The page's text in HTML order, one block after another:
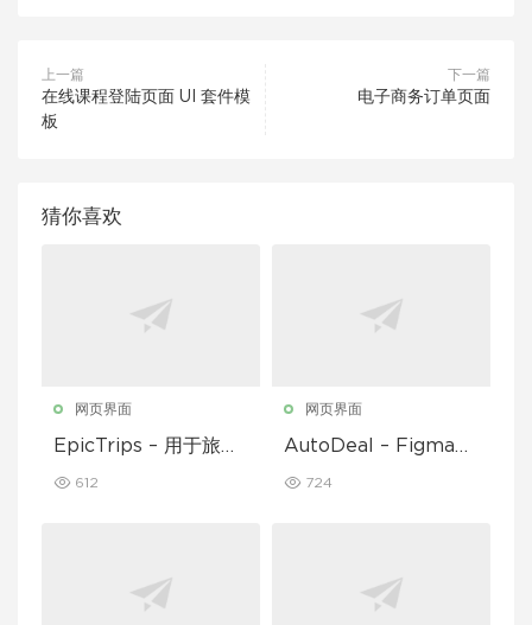
上一篇
在线课程登陆页面 UI 套件模
板
下一篇
电子商务订单页面
猜你喜欢
网页界面
EpicTrips – 用于旅行
模板
612
网页界面
AutoDeal – Figma
和挂牌
724